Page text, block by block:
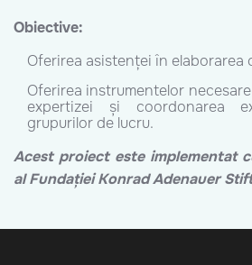
Obiective:
Oferirea asistenței în elaborarea
Oferirea instrumentelor
expertizei și coordonarea
grupurilor de lucru.
Acest proiect este implementat
al Fundației Konrad Adenauer